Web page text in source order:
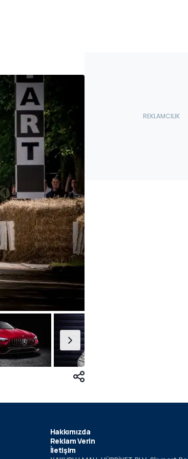
Hakkımızda
Reklam Verin
İletişim